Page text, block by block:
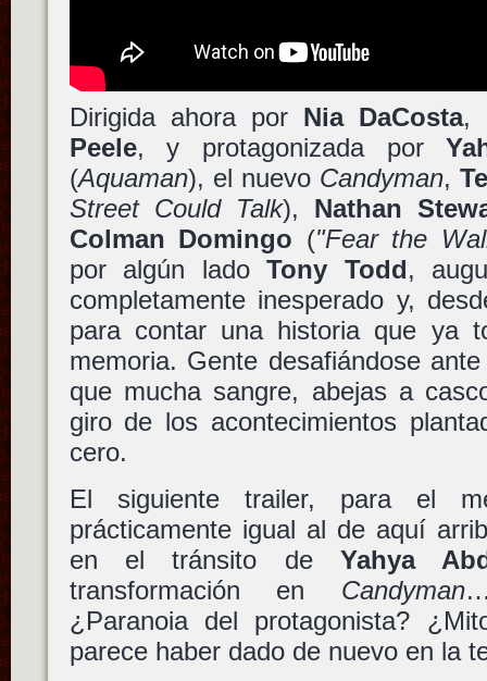
Dirigida ahora por Nia DaCosta,
Peele, y protagonizada por
(Aquaman), el nuevo Candyman,
Street Could Talk), Nathan
Colman Domingo ("Fear the
por algún ladoTony Todd,
completamente inesperado y,
para contar una historia que ya
memoria. Gente desafiándose
que mucha sangre, abejas a
giro de los acontecimientos
cero.
El siguiente trailer, para el
prácticamente igual al de aquí
en el tránsito deYahya
transformación en Candyman
¿Paranoia del protagonista?
parece haber dado de nuevo en la